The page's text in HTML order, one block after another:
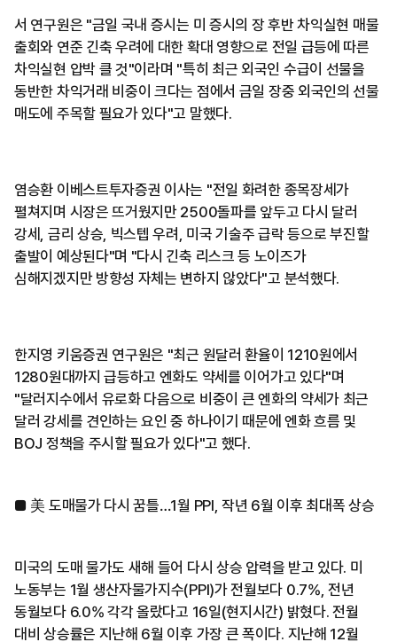
서 연구원은 "금일 국내 증시는 미 증시의 장 후반 차익실현 매물
출회와 연준 긴축 우려에 대한 확대 영향으로 전일 급등에 따른
차익실현 압박 클 것"이라며 "특히 최근 외국인 수급이 선물을
동반한 차익거래 비중이 크다는 점에서 금일 장중 외국인의 선물
매도에 주목할 필요가 있다"고 말했다.
염승환 이베스트투자증권 이사는 "전일 화려한 종목장세가
펼쳐지며 시장은 뜨거웠지만 2500돌파를 앞두고 다시 달러
강세, 금리 상승, 빅스텝 우려, 미국 기술주 급락 등으로 부진할
출발이 예상된다"며 "다시 긴축 리스크 등 노이즈가
심해지겠지만 방향성 자체는 변하지 않았다"고 분석했다.
한지영 키움증권 연구원은 "최근 원달러 환율이 1210원에서
1280원대까지 급등하고 엔화도 약세를 이어가고 있다"며
"달러지수에서 유로화 다음으로 비중이 큰 엔화의 약세가 최근
달러 강세를 견인하는 요인 중 하나이기 때문에 엔화 흐름 및
BOJ 정책을 주시할 필요가 있다"고 했다.
■ 美 도매물가 다시 꿈틀…1월 PPI, 작년 6월 이후 최대폭 상승
미국의 도매 물가도 새해 들어 다시 상승 압력을 받고 있다. 미
노동부는 1월 생산자물가지수(PPI)가 전월보다 0.7%, 전년
동월보다 6.0% 각각 올랐다고 16일(현지시간) 밝혔다. 전월
대비 상승률은 지난해 6월 이후 가장 큰 폭이다. 지난해 12월